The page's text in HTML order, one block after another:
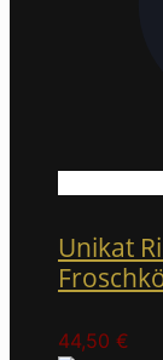
Unikat
44,50 €